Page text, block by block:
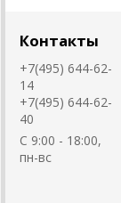
Контакты
+7(495) 644-62-
14
+7(495) 644-62-
40
C 9:00 - 18:00,
пн-вс